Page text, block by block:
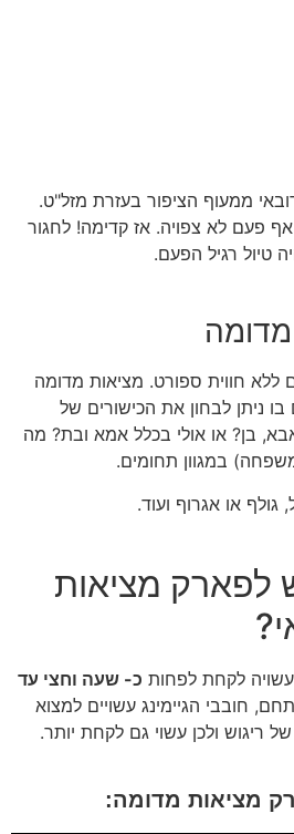
ממעוף הציפור בעזרת מזל"ט.
פעם לא צפויה. אז קדימה! לחגור
טיול רגיל הפעם.
ללא חווית ספורט. מציאות מדומה
ניתן לבחון את הכישורים של
בן? או אולי בכלל אמא ובת? מה
במגוון תחומים.
גולף או אגרוף ועוד.
לפארק מציאות
עשויה לקחת לפחות כ- שעה וחצי עד
חובבי הגיימינג עשויים למצוא
ריגוש ולכן עשוי גם לקחת יותר.
מציאות מדומה: